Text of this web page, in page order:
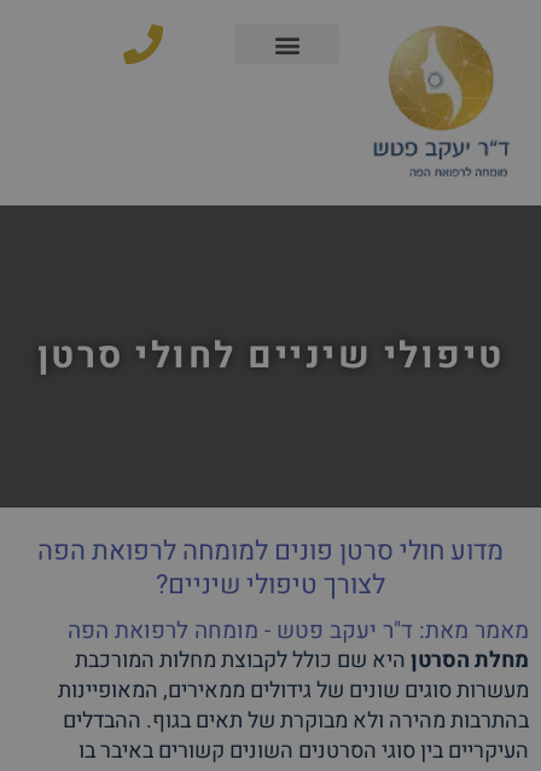
טיפולי שיניים לחולי סרטן
מדוע חולי סרטן פונים למומחה לרפואת הפה
לצורך טיפולי שיניים?
מאמר מאת: ד"ר יעקב פטש - מומחה לרפואת הפה
מחלת הסרטןהיא שם כולל לקבוצת מחלות המורכבת
מעשרות סוגים שונים של גידולים ממאירים, המאופיינות
בהתרבות מהירה ולא מבוקרת של תאים בגוף. ההבדלים
העיקריים בין סוגי הסרטנים השונים קשורים באיבר בו